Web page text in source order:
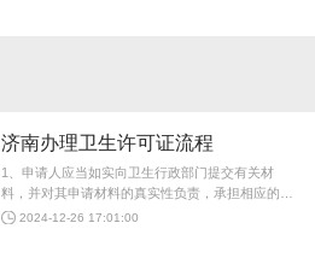
济南办理卫生许可证流程
1、申请人应当如实向卫生行政部门提交有关材
料，并对其申请材料的真实性负责，承担相应的法
律责任。若委托代理机构办理，需提供委托代理证
2024-12-26 17:01:00